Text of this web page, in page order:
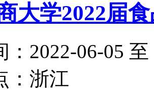
大学2022届
：2022-06-05 至
：浙江